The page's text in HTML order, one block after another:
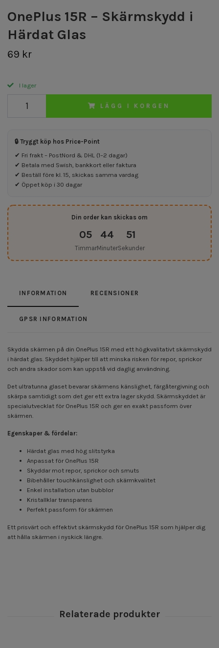
OnePlus 15R – Skärmskydd i
Härdat Glas
69 kr
I lager
LÄGG I KORGEN
🔒 Tryggt köp hos Price-Point
✔ Fri frakt – PostNord & DHL (1–2 dagar)
✔ Betala med Swish, bankkort eller faktura
✔ Beställ före kl. 15, skickas samma vardag
✔ Öppet köp i 30 dagar
Din order kan skickas om
05
Timmar
44
Minuter
51
Sekunder
INFORMATION RECENSIONER
GPSR INFORMATION
Skydda skärmen på din OnePlus 15R med ett högkvalitativt skärmskydd
i härdat glas. Skyddet hjälper till att minska risken för repor, sprickor
och andra skador som kan uppstå vid daglig användning.
Det ultratunna glaset bevarar skärmens känslighet, färgåtergivning och
skärpa samtidigt som det ger ett extra lager skydd. Skärmskyddet är
specialutvecklat för OnePlus 15R och ger en exakt passform över
skärmen.
Egenskaper & fördelar:
Härdat glas med hög slitstyrka
Anpassat för OnePlus 15R
Skyddar mot repor, sprickor och smuts
Bibehåller touchkänslighet och skärmkvalitet
Enkel installation utan bubblor
Kristallklar transparens
Perfekt passform för skärmen
Ett prisvärt och effektivt skärmskydd för OnePlus 15R som hjälper dig
att hålla skärmen i nyskick längre.